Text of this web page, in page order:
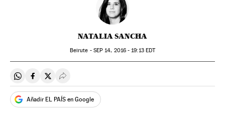
NATALIA SANCHA
Beirute - SEP 14, 2016 - 19:13EDT
Compartir en Whatsapp
Compartir en Facebook
Compartir en Twitter
Desplegar Redes Sociales
Añadir EL PAÍS en Google